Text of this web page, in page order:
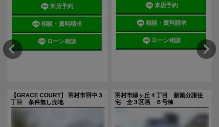
来店予約
相談・資料請求
ローン相談
来店予約
相談・資料請求
ローン相談
【GRACE COURT】 羽村市羽中３
丁目 条件無し売地
羽村市緑ヶ丘４丁目 新築分譲住
宅 全３区画 Ｂ号棟